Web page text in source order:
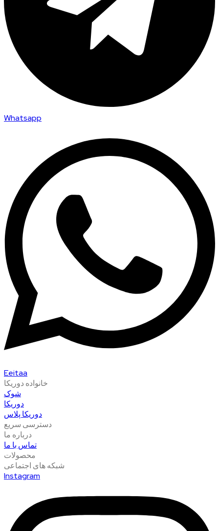
Whatsapp
Eeitaa
خانواده دوریکا
شوک
دوریکا
دوریکا پلاس
دسترسی سریع
درباره ما
تماس با ما
محصولات
شبکه های اجتماعی
Instagram